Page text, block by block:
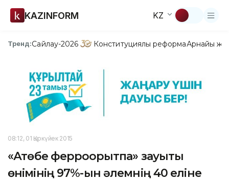
KAZINFORM KZ
Тренд:Сайлау-2026 Конституциялық реформаАрнайы
08:12, 01 Қыркүйек 2015
«Ақтөбе ферроқорытпа» зауыты
өнімінің 97%-ын әлемнің 40 еліне